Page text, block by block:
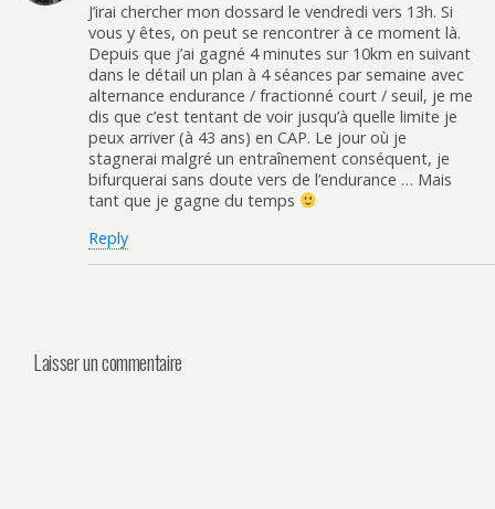
J’irai chercher mon dossard le vendredi vers 13h. Si
vous y êtes, on peut se rencontrer à ce moment là.
Depuis que j’ai gagné 4 minutes sur 10km en suivant
dans le détail un plan à 4 séances par semaine avec
alternance endurance / fractionné court / seuil, je me
dis que c’est tentant de voir jusqu’à quelle limite je
peux arriver (à 43 ans) en CAP. Le jour où je
stagnerai malgré un entraînement conséquent, je
bifurquerai sans doute vers de l’endurance … Mais
tant que je gagne du temps
Reply
Laisser un commentaire